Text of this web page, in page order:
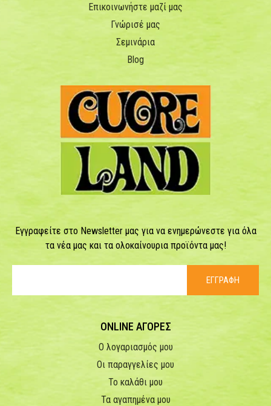
Επικοινωνήστε μαζί μας
Γνώρισέ μας
Σεμινάρια
Blog
Εγγραφείτε στο Newsletter μας για να ενημερώνεστε για όλα
τα νέα μας και τα ολοκαίνουρια προϊόντα μας!
ΕΓΓΡΑΦΗ
ONLINE ΑΓΟΡΕΣ
Ο λογαριασμός μου
Οι παραγγελίες μου
Το καλάθι μου
Τα αγαπημένα μου